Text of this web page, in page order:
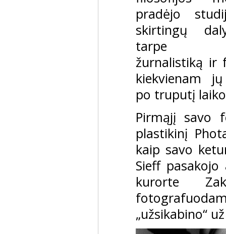
pradėjo
skirtingų
tarpe
žurnalistiką ir
kiekvienam
po truputį
Pirmąjį savo
plastikinį
kaip savo
Sieff
kurorte
„užsikabino“